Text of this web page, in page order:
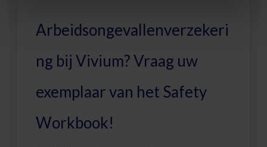
Arbeidsongevallenverzekeri
ng bij Vivium? Vraag uw
exemplaar van het Safety
Workbook!